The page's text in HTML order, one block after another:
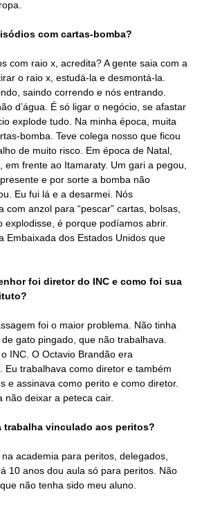
com cartas-bomba?
com raio x, acredita? A gente saia com a
o raio x, estudá-la e desmontá-la.
saindo correndo e nós entrando.
d’água. É só ligar o negócio, se afastar
explode tudo. Na minha época, muita
bomba. Teve colega nosso que ficou
de muito risco. Em época de Natal,
em frente ao Itamaraty. Um gari a pegou,
e por sorte a bomba não
Eu fui lá e a desarmei. Nós
com anzol para “pescar” cartas, bolsas,
explodisse, é porque podíamos abrir.
Embaixada dos Estados Unidos que
foi diretor do INC e como foi sua
foi o maior problema. Não tinha
gato pingado, que não trabalhava.
INC. O Octavio Brandão era
Eu trabalhava como diretor e também
e assinava como perito e como diretor.
não deixar a peteca cair.
trabalha vinculado aos peritos?
academia para peritos, delegados,
10 anos dou aula só para peritos. Não
não tenha sido meu aluno.